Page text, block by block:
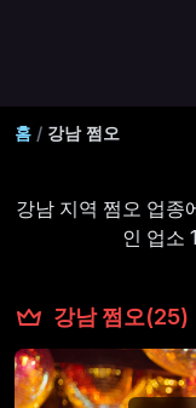
홈 / 강남 쩜오
강남 지역 쩜오 업종
인 업소
강남 쩜오(25)